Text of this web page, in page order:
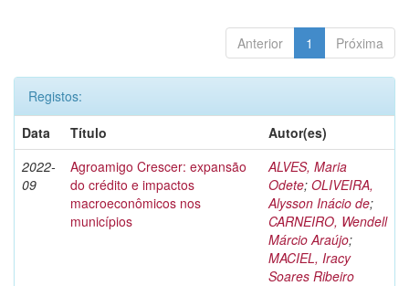
Anterior 1 Próxima
Registos:
Data
Título
Autor(es)
2022-
09
Agroamigo Crescer: expansão
do crédito e impactos
macroeconômicos nos
municípios
ALVES, Maria
Odete; OLIVEIRA,
Alysson Inácio de;
CARNEIRO, Wendell
Márcio Araújo;
MACIEL, Iracy
Soares Ribeiro